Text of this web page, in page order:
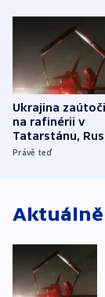
Ukrajina
na rafinérii v
Tatarstánu,
bombardovalo
Právě teď